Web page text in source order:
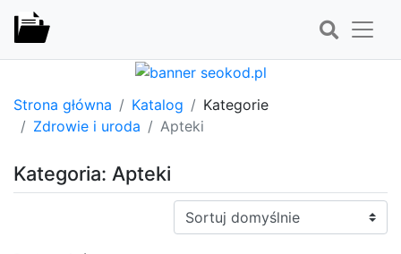
Strona główna Katalog
Kategorie
Zdrowie i uroda
Apteki
Kategoria: Apteki
Sortuj: